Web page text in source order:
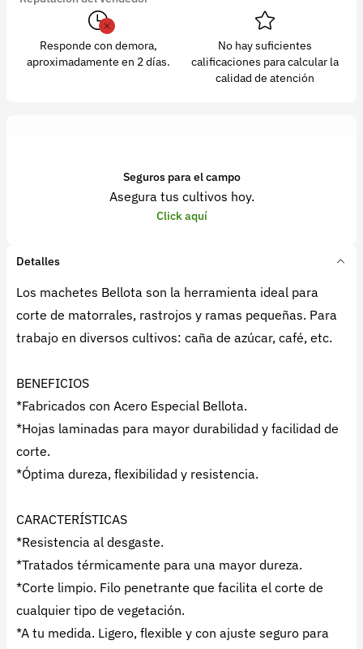
Responde con demora,
aproximadamente en 2 días.
No hay suficientes
calificaciones para calcular la
calidad de atención
Seguros para el campo
Asegura tus cultivos hoy.
Click aquí
Detalles
Los machetes Bellota son la herramienta ideal para
corte de matorrales, rastrojos y ramas pequeñas. Para
trabajo en diversos cultivos: caña de azúcar, café, etc.
BENEFICIOS
*Fabricados con Acero Especial Bellota.
*Hojas laminadas para mayor durabilidad y facilidad de
corte.
*Óptima dureza, flexibilidad y resistencia.
CARACTERÍSTICAS
*Resistencia al desgaste.
*Tratados térmicamente para una mayor dureza.
*Corte limpio. Filo penetrante que facilita el corte de
cualquier tipo de vegetación.
*A tu medida. Ligero, flexible y con ajuste seguro para